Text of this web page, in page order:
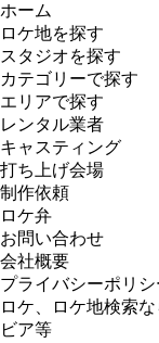
ホーム
ロケ地を探す
スタジオを探す
カテゴリーで探す
エリアで探す
レンタル業者
キャスティング
打ち上げ会場
制作依頼
ロケ弁
お問い合わせ
会社概要
プライバシーポリシ
ロケ、ロケ地検索
ビア等